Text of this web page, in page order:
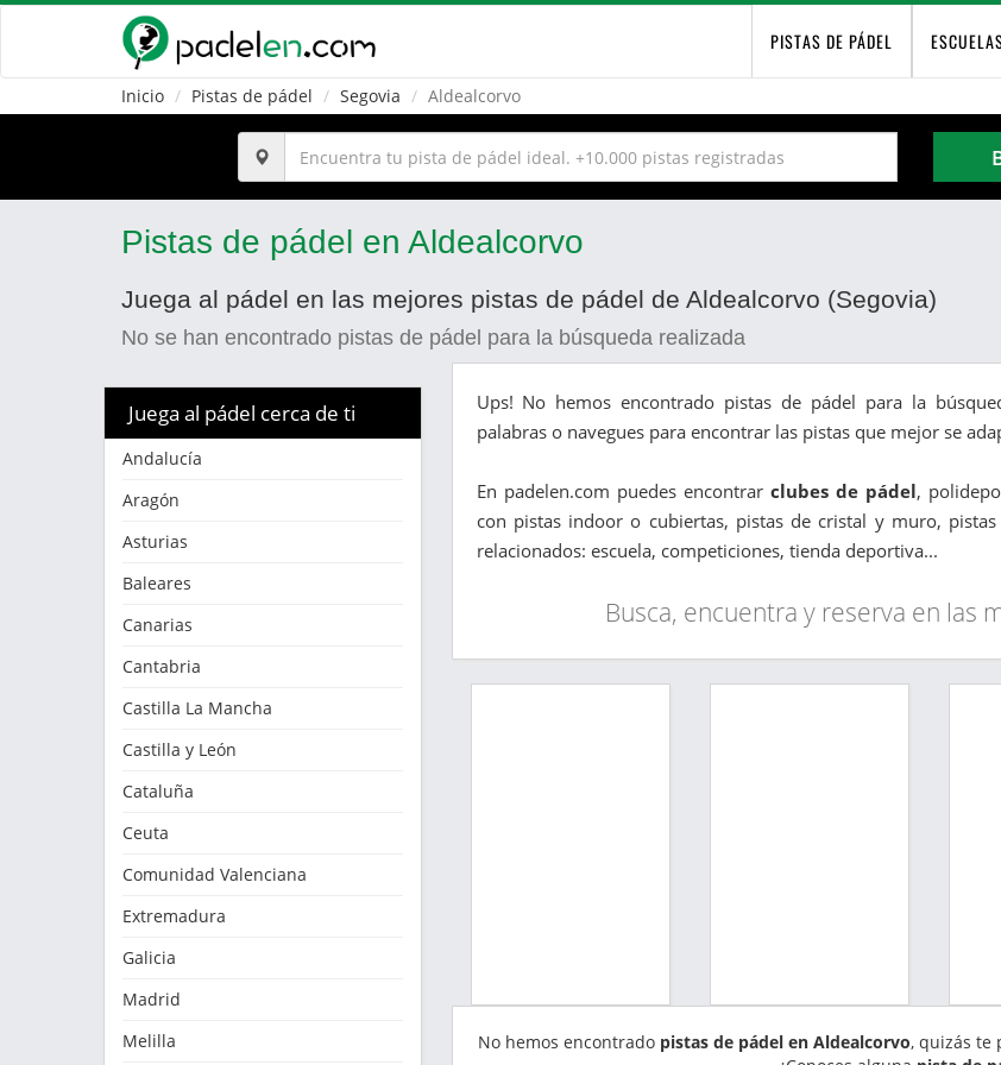
PISTAS DE PÁDEL
Inicio Pistas de pádel Segovia Aldealcorvo
Pistas de pádel en Aldealcorvo
Juega al pádel en las mejores pistas de pádel de Aldealcorvo (Segovia)
No se han encontrado pistas de pádel para la búsqueda realizada
Juega al pádel cerca de ti
Andalucía
Aragón
Asturias
Baleares
Canarias
Cantabria
Castilla La Mancha
Castilla y León
Cataluña
Ceuta
Comunidad Valenciana
Extremadura
Galicia
Madrid
Melilla
Ups! No hemos encontrado pistas de pádel para la
palabras o navegues para encontrar las pistas que mejor se
En padelen.com puedes encontrar clubes de pádel,
con pistas indoor o cubiertas, pistas de cristal y muro,
relacionados: escuela, competiciones, tienda deportiva...
Busca, encuentra y reserva en las
No hemos encontrado pistas de pádel en Aldealcorvo, quizás te